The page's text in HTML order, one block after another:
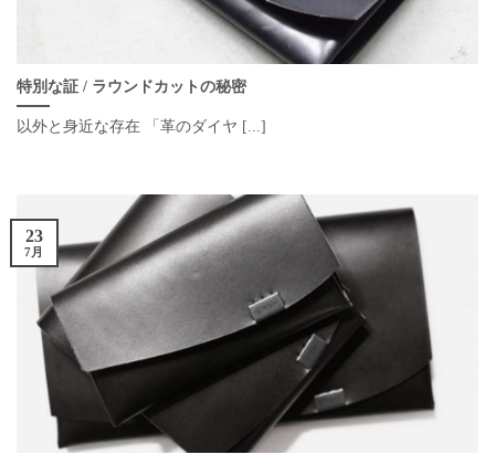
特別な証 / ラウンドカットの秘密
以外と身近な存在 「革のダイヤ [...]
23
7月